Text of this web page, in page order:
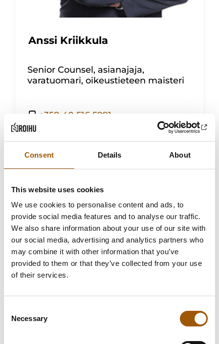
Consent Details About
This website uses cookies
We use cookies to personalise content and ads, to
provide social media features and to analyse our traffic.
We also share information about your use of our site with
our social media, advertising and analytics partners who
may combine it with other information that you’ve
provided to them or that they’ve collected from your use
of their services.
Selection
Necessary
Anssi Kriikkula
Senior Counsel, asianajaja,
varatuomari, oikeustieteen maisteri
+358 40 516 5991
Lue lisää